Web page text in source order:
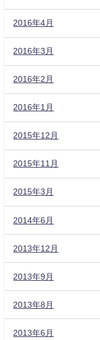
2016年4月
2016年3月
2016年2月
2016年1月
2015年12月
2015年11月
2015年3月
2014年6月
2013年12月
2013年9月
2013年8月
2013年6月